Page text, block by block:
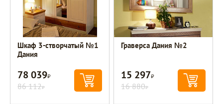
Шкаф 3-створчатый №1
Дания
78 039Р
86 112Р
Граверса Дания №2
15 297Р
16 880Р